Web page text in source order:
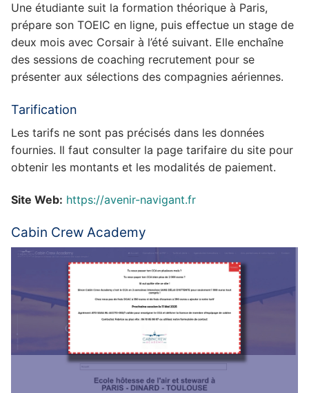
Une étudiante suit la formation théorique à Paris,
prépare son TOEIC en ligne, puis effectue un stage de
deux mois avec Corsair à l’été suivant. Elle enchaîne
des sessions de coaching recrutement pour se
présenter aux sélections des compagnies aériennes.
Tarification
Les tarifs ne sont pas précisés dans les données
fournies. Il faut consulter la page tarifaire du site pour
obtenir les montants et les modalités de paiement.
Site Web: https://avenir-navigant.fr
Cabin Crew Academy